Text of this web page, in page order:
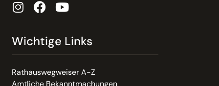
Wichtige Links
Rathauswegweiser A-Z
Amtliche Bekanntmachungen